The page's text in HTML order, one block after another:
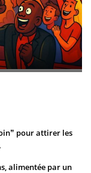
pour attirer les
alimentée par un